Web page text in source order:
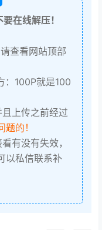
在线解压！
查看网站顶部
：100P就是100
且上传之前经过
的！
有没有失效，
以私信联系补